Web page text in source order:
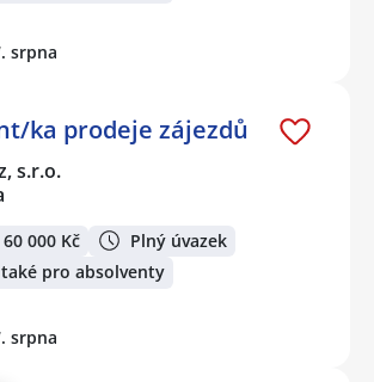
srpna
ka prodeje zájezdů
s.r.o.
000 Kč
Plný úvazek
pro absolventy
srpna